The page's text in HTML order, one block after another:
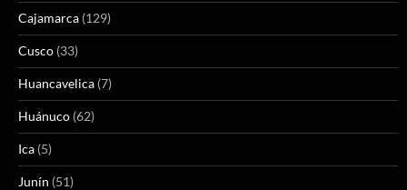
Cajamarca (129)
Cusco (33)
Huancavelica (7)
Huánuco (62)
Ica (5)
Junín (51)